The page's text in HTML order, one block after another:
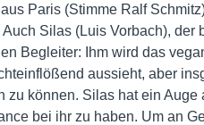
Paris (Stimme Ralf
Auch Silas (Luis Vorbach), der
Begleiter: Ihm wird das
aussieht, aber
zu können. Silas hat ein
bei ihr zu haben. Um an